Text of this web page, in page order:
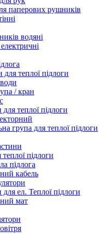
паперових рушників
водяні
для теплої підлоги
/ кран
теплої підлоги
група для теплої підлоги
підлоги
підлога
кабель
для ел. Теплої підлоги
мат